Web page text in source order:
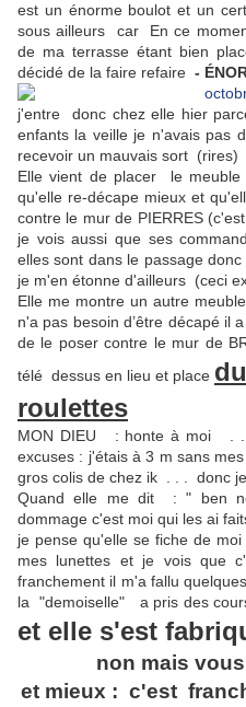
est un énorme boulot et un
sous ailleurs car En ce
de ma terrasse étant bien
décidé de la faire refaire -
j'entre donc chez elle hier
enfants la veille je n'avais pas
recevoir un mauvais sort (rires)
Elle vient de placer le
qu'elle re-décape mieux et
contre le mur de PIERRES
je vois aussi que ses
elles sont dans le passage
je m'en étonne d'ailleurs (ceci
Elle me montre un autre
n'a pas besoin d’être décapé il
de le poser contre le mur de
télé dessus en lieu et place
roulettes
MON DIEU : honte à moi . .
excuses : j'étais à 3 m sans
gros colis de chez ik . . . donc
Quand elle me dit : " ben
dommage c'est moi qui les ai
je pense qu'elle se fiche de
mes lunettes et je vois que
franchement il m'a fallu
la "demoiselle" a pris des
et elle s'est
non mais
et mieux : c'est